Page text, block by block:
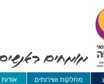
מחלקות ושירותים